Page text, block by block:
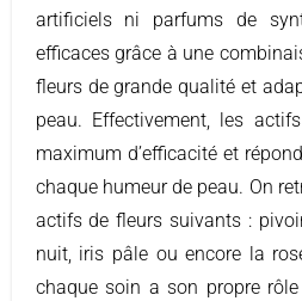
artificiels ni parfums de
efficaces grâce à une
fleurs de grande qualité et
peau. Effectivement, les
maximum d’efficacité et
chaque humeur de peau. On
actifs de fleurs suivants :
nuit, iris pâle ou encore la
chaque soin a son propre